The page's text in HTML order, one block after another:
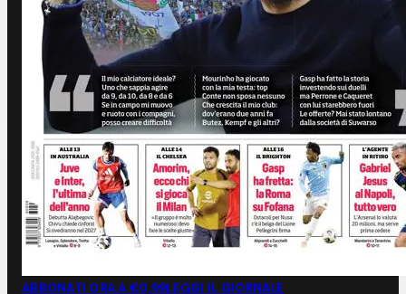
ABBONATI ORA A €0,99LEGGI IL GIORNALE